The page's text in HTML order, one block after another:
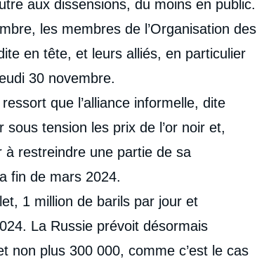
aux dissensions, du moins en public.
les membres de l’Organisation des
en tête, et leurs alliés, en particulier
30 novembre.
que l’alliance informelle, dite
tension les prix de l’or noir et,
restreindre une partie de sa
fin de mars 2024.
1 million de barils par jour et
La Russie prévoit désormais
non plus 300 000, comme c’est le cas